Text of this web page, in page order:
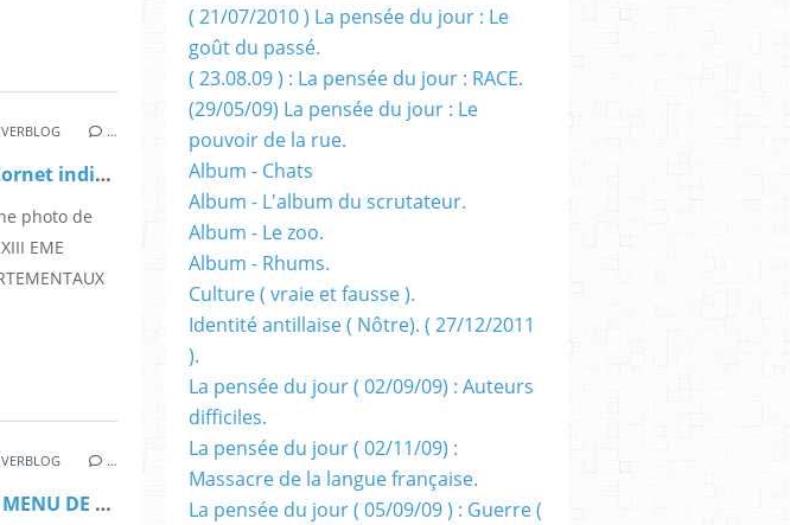
…
Congrès des... Cédric Cornet indigné.
photo de
EME
…
LES COMPETENCES AU MENU DE « Chez Josette » ( retour sur une parlotte ), par Max Cirederf.
( 21/07/2010 ) La pensée du jour : Le
goût du passé.
( 23.08.09 ) : La pensée du jour : RACE.
(29/05/09) La pensée du jour : Le
pouvoir de la rue.
Album - Chats
Album - L'album du scrutateur.
Album - Le zoo.
Album - Rhums.
Culture ( vraie et fausse ).
Identité antillaise ( Nôtre). ( 27/12/2011
).
La pensée du jour ( 02/09/09) : Auteurs
difficiles.
La pensée du jour ( 02/11/09) :
Massacre de la langue française.
La pensée du jour ( 05/09/09 ) : Guerre (